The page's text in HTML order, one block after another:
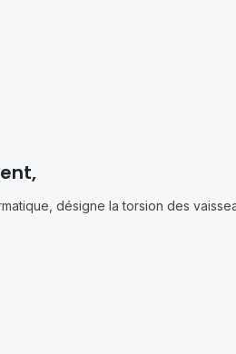
désigne la torsion des